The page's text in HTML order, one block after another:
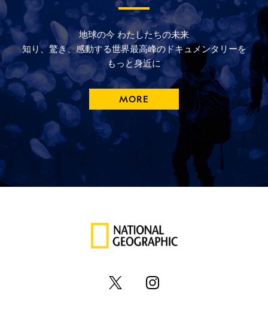
地球の今 わたしたちの未来
知り、驚き、感動する世界最高峰のドキュメンタリーを
もっと身近に
MORE